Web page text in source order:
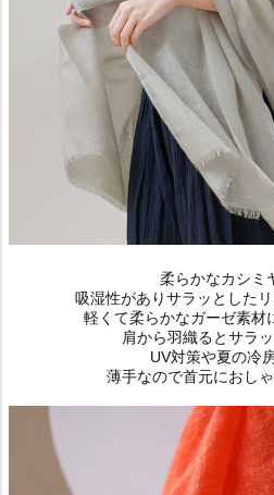
柔らかなカシミ
吸湿性がありサラッとしたリ
軽くて柔らかなガーゼ素材
肩から羽織るとサラッ
UV対策や夏の冷
薄手なので首元におし